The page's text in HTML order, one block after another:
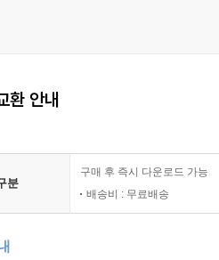
환 안내
분
구매 후 즉시 다운로드 가능
배송비 : 무료배송